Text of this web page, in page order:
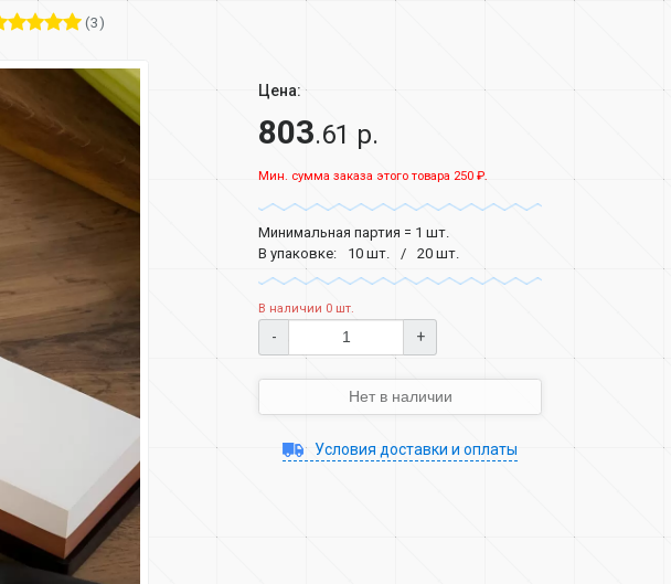
(3)
Цена:
803.61 р.
Мин. сумма заказа этого товара 250 ₽.
Минимальная партия = 1 шт.
В упаковке:
10 шт. 20 шт.
В наличии 0 шт.
- +
Нет в наличии
Условия доставки и оплаты